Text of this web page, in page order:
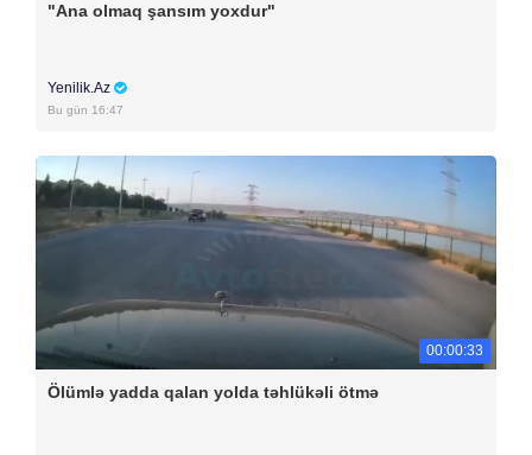
"Ana olmaq şansım yoxdur"
Yenilik.Az
Bu gün 16:47
00:00:33
Ölümlə yadda qalan yolda təhlükəli ötmə